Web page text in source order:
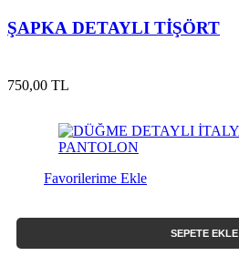
ŞAPKA DETAYLI TİŞÖRT
750,00 TL
Favorilerime Ekle
SEPETE EKLE